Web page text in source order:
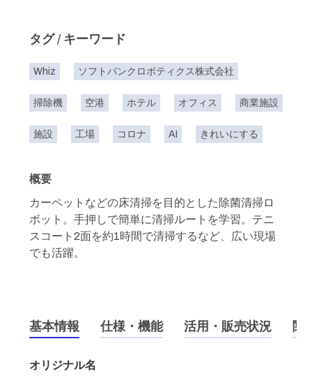
タグ / キーワード
Whiz ソフトバンクロボティクス株式会社
掃除機 空港 ホテル オフィス 商業施設
施設 工場 コロナ AI きれいにする
概要
カーペットなどの床清掃を目的とした除菌清掃ロ
ボット。手押しで簡単に清掃ルートを学習。テニ
スコート2面を約1時間で清掃するなど、広い現場
でも活躍。
基本情報 仕様・機能 活用・販売状況 関
オリジナル名